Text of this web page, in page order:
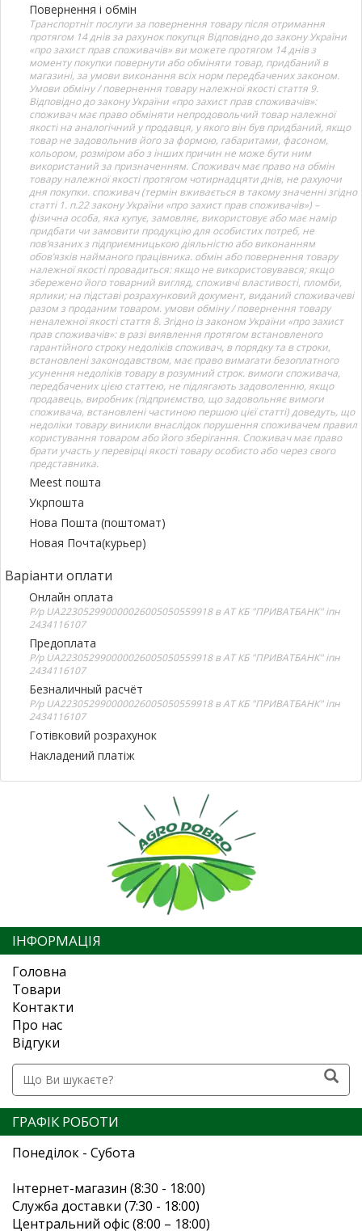
Повернення і обмін
Транспортніт послуги за повернення товару після отримання
протягом 14 днів за рахунок покупця Відповідно до закону України
«про захист прав споживачів» ви можете протягом 14 днів з
моменту покупки повернути або обміняти товар, придбаний в
магазині, за умови виконання всіх норм передбачених законом.
Умови обміну / повернення товару належної якості стаття 9.
Відповідно до закону України «про захист прав споживачів»:
споживач має право обміняти непродовольчий товар належної
якості на аналогічний у продавця, у якого він був придбаний, якщо
товар не задовольнив його за формою, габаритами, фасоном,
кольором, розміром або з інших причин не може бути ним
використаний за призначенням. Споживач має право на обмін
товару належної якості протягом чотирнадцяти днів, не рахуючи
дня покупки. споживач (термін вживається в такому значенні згідно
статті 1. п.22 закону України «про захист прав споживачів») –
фізична особа, яка купує, замовляє, використовує або має намір
придбати чи замовити продукцію для особистих потреб, не
пов’язаних з підприємницькою діяльністю або виконанням
обов’язків найманого працівника. обмін або повернення товару
належної якості провадиться: якщо не використовувався; якщо
збережено його товарний вигляд, споживчі властивості, пломби,
ярлики; на підставі розрахунковий документ, виданий споживачеві
разом з проданим товаром. умови обміну / повернення товару
неналежної якості стаття 8. Згідно із законом України «про захист
прав споживачів»: в разі виявлення протягом встановленого
гарантійного строку недоліків споживач, в порядку та в строки,
встановлені законодавством, має право вимагати безоплатного
усунення недоліків товару в розумний строк. вимоги споживача,
передбачених цією статтею, не підлягають задоволенню, якщо
продавець, виробник (підприємство, що задовольняє вимоги
споживача, встановлені частиною першою цієї статті) доведуть, що
недоліки товару виникли внаслідок порушення споживачем правил
користування товаром або його зберігання. Споживач має право
брати участь у перевірці якості товару особисто або через свого
представника.
Meest пошта
Укрпошта
Нова Пошта (поштомат)
Новая Почта(курьер)
Варіанти оплати
Онлайн оплата
Р/р UA223052990000026005050559918 в АТ КБ "ПРИВАТБАНК" іпн
2434116107
Предоплата
Р/р UA223052990000026005050559918 в АТ КБ "ПРИВАТБАНК" іпн
2434116107
Безналичный расчёт
Р/р UA223052990000026005050559918 в АТ КБ "ПРИВАТБАНК" іпн
2434116107
Готівковий розрахунок
Накладений платіж
ІНФОРМАЦІЯ
Головна
Товари
Контакти
Про нас
Відгуки
ГРАФІК РОБОТИ
Понеділок - Субота
Інтернет-магазин (8:30 - 18:00)
Служба доставки (7:30 - 18:00)
Центральний офіс (8:00 – 18:00)